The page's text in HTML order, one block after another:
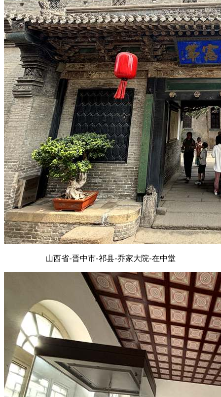
山西省-晋中市-祁县-乔家大院-在中堂